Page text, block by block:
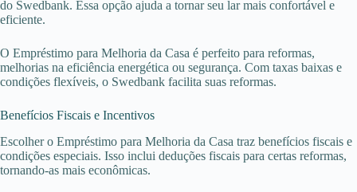
do Swedbank. Essa opção ajuda a tornar seu lar mais confortável e
eficiente.
O Empréstimo para Melhoria da Casa é perfeito para reformas,
melhorias na eficiência energética ou segurança. Com taxas baixas e
condições flexíveis, o Swedbank facilita suas reformas.
Benefícios Fiscais e Incentivos
Escolher o Empréstimo para Melhoria da Casa traz benefícios fiscais e
condições especiais. Isso inclui deduções fiscais para certas reformas,
tornando-as mais econômicas.